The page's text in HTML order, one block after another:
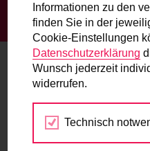
Routenplaner
Mit dem Fahrrad in Wien
beste Route.
Wunschbox
Sie haben ein Anliegen zum
STARTSEITE BLOG
EIN
LEBENSSITUATION. ANNA
Ein Fahrrad für
Anna fährt
Informationen zu den
finden Sie in der
Cookie-Einstellungen
Datenschutzerklärung
Wunsch jederzeit
widerrufen.
Technisch